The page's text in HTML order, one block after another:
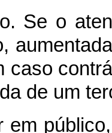
Se o
caso
de um
em